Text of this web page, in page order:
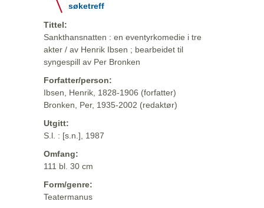
søketreff
Tittel:
Sankthansnatten : en eventyrkomedie i tre
akter / av Henrik Ibsen ; bearbeidet til
syngespill av Per Bronken
Forfatter/person:
Ibsen, Henrik, 1828-1906 (forfatter)
Bronken, Per, 1935-2002 (redaktør)
Utgitt:
S.l. : [s.n.], 1987
Omfang:
111 bl. 30 cm
Form/genre:
Teatermanus